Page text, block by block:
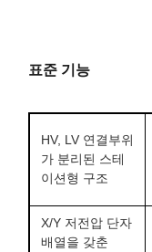
표준 기능
HV, LV 연결부위
가 분리된 스테
이션형 구조
X/Y 저전압 단자
배열을 갖춘